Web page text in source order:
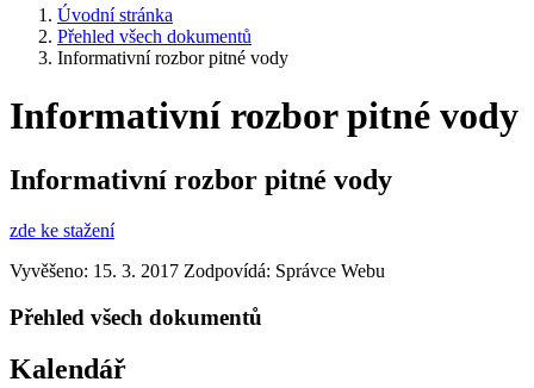
Úvodní stránka
Přehled všech dokumentů
Informativní rozbor pitné vody
Informativní rozbor pitné vody
Informativní rozbor pitné vody
zde ke stažení
Vyvěšeno: 15. 3. 2017 Zodpovídá: Správce Webu
Přehled všech dokumentů
Kalendář